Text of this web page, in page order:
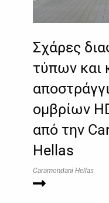
Σχάρες
τύπων και
ομβρίων
από την
Hellas
Caramondani Hellas